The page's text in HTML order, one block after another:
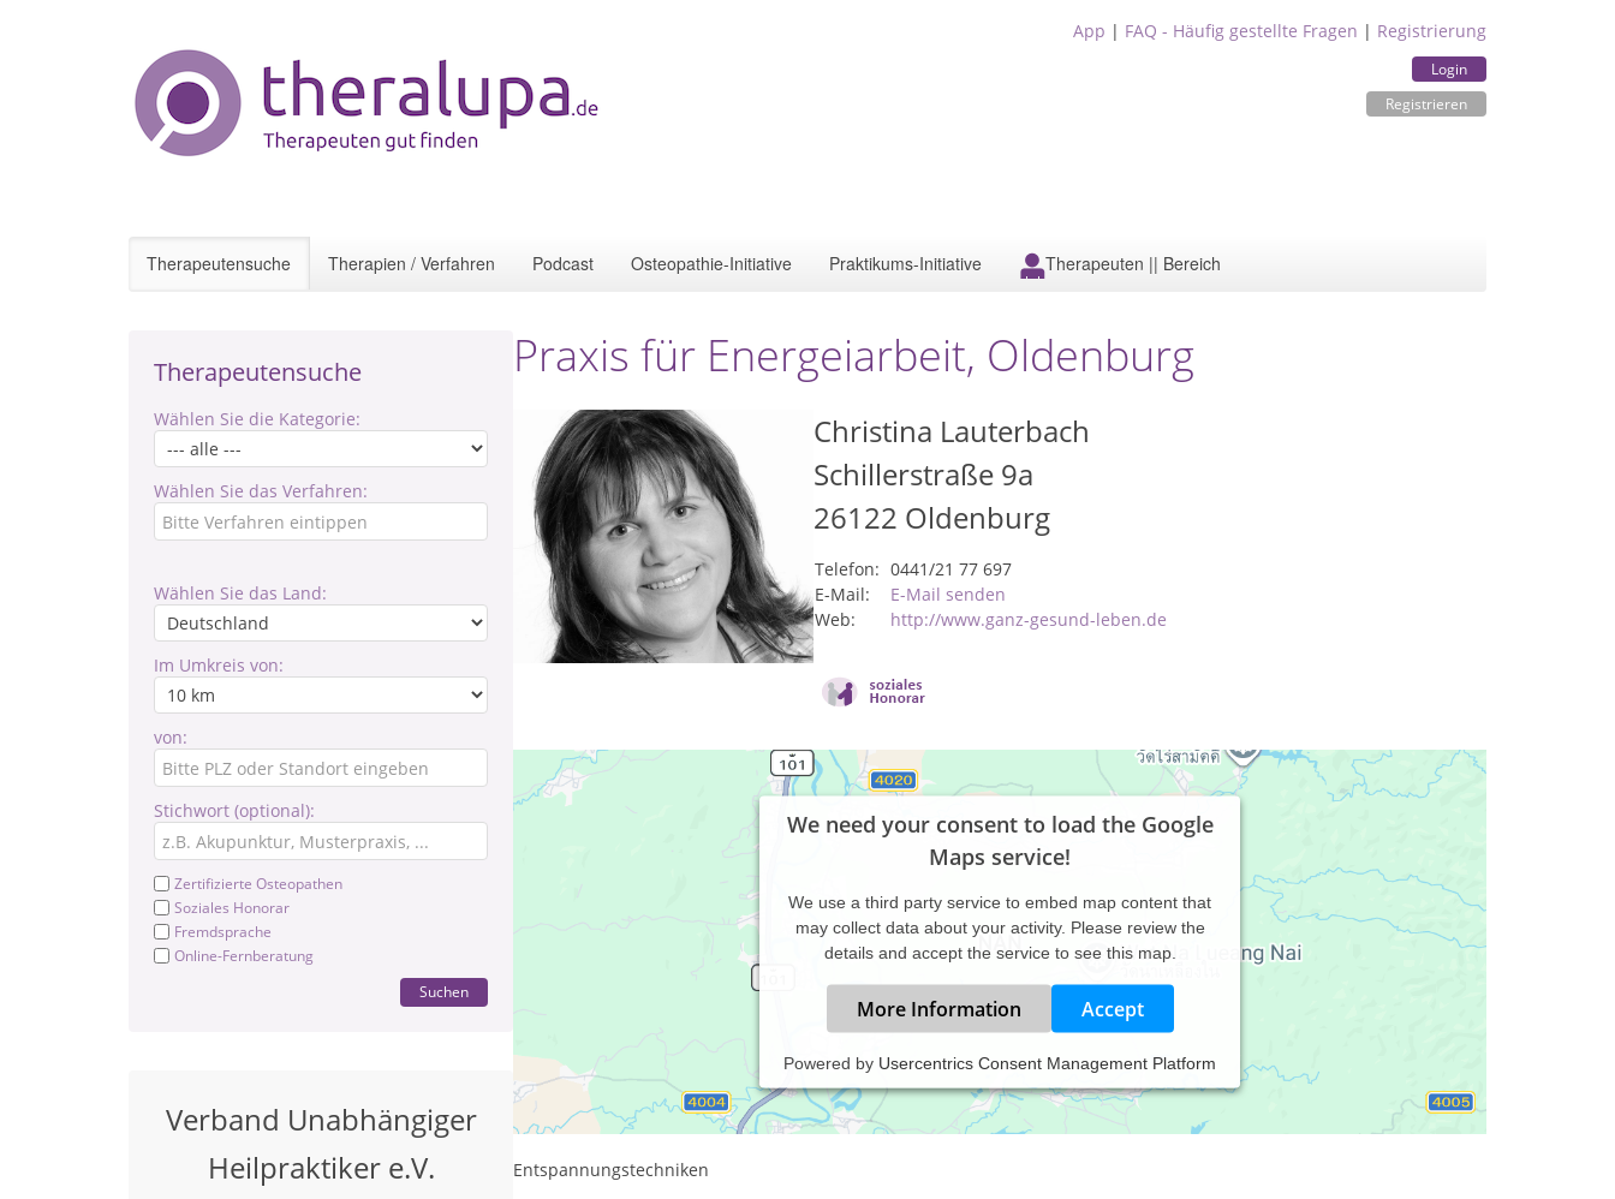
App | FAQ - Häufig gestellte Fragen | Registrierung
Login
Registrieren
Therapeutensuche Therapien / Verfahren Podcast Osteopathie-Initiative Praktikums-Initiative Therapeuten || Bereich
Therapeutensuche
Wählen Sie die Kategorie:
Wählen Sie das Verfahren:
Wählen Sie das Land:
Im Umkreis von:
von:
Stichwort (optional):
Zertifizierte Osteopathen
Soziales Honorar
Fremdsprache
Online-Fernberatung
Suchen
Verband Unabhängiger
Heilpraktiker e.V.
Praxis für Energeiarbeit, Oldenburg
Christina Lauterbach
Schillerstraße 9a
26122 Oldenburg
Telefon: 0441/21 77 697
E-Mail:
E-Mail senden
Web:
http://www.ganz-gesund-leben.de
We need your consent to load the Google
Maps service!
We use a third party service to embed map content that
may collect data about your activity. Please review the
details and accept the service to see this map.
More Information Accept
Powered by Usercentrics Consent Management Platform
Praxis für Energiearbeit
ganz-gesund-leben
Entspannungstechniken